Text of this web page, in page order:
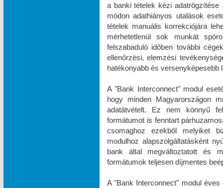
a banki tételek kézi
módon adathiányos utalások
tételek manuális korrekciójára
mérhetetlenül sok munkát
felszabaduló időben további
ellenőrzési, elemzési
hatékonyabb és
A "Bank Interconnect" modul
hogy minden Magyarországon
adatátvételt. Ez nem könnyű
formátumot is fenntart
csomaghoz ezekből melyiket
modulhoz alapszolgáltatásként
bank által megváltoztatott és
formátumok teljesen díjmentes
A "Bank Interconnect" modul